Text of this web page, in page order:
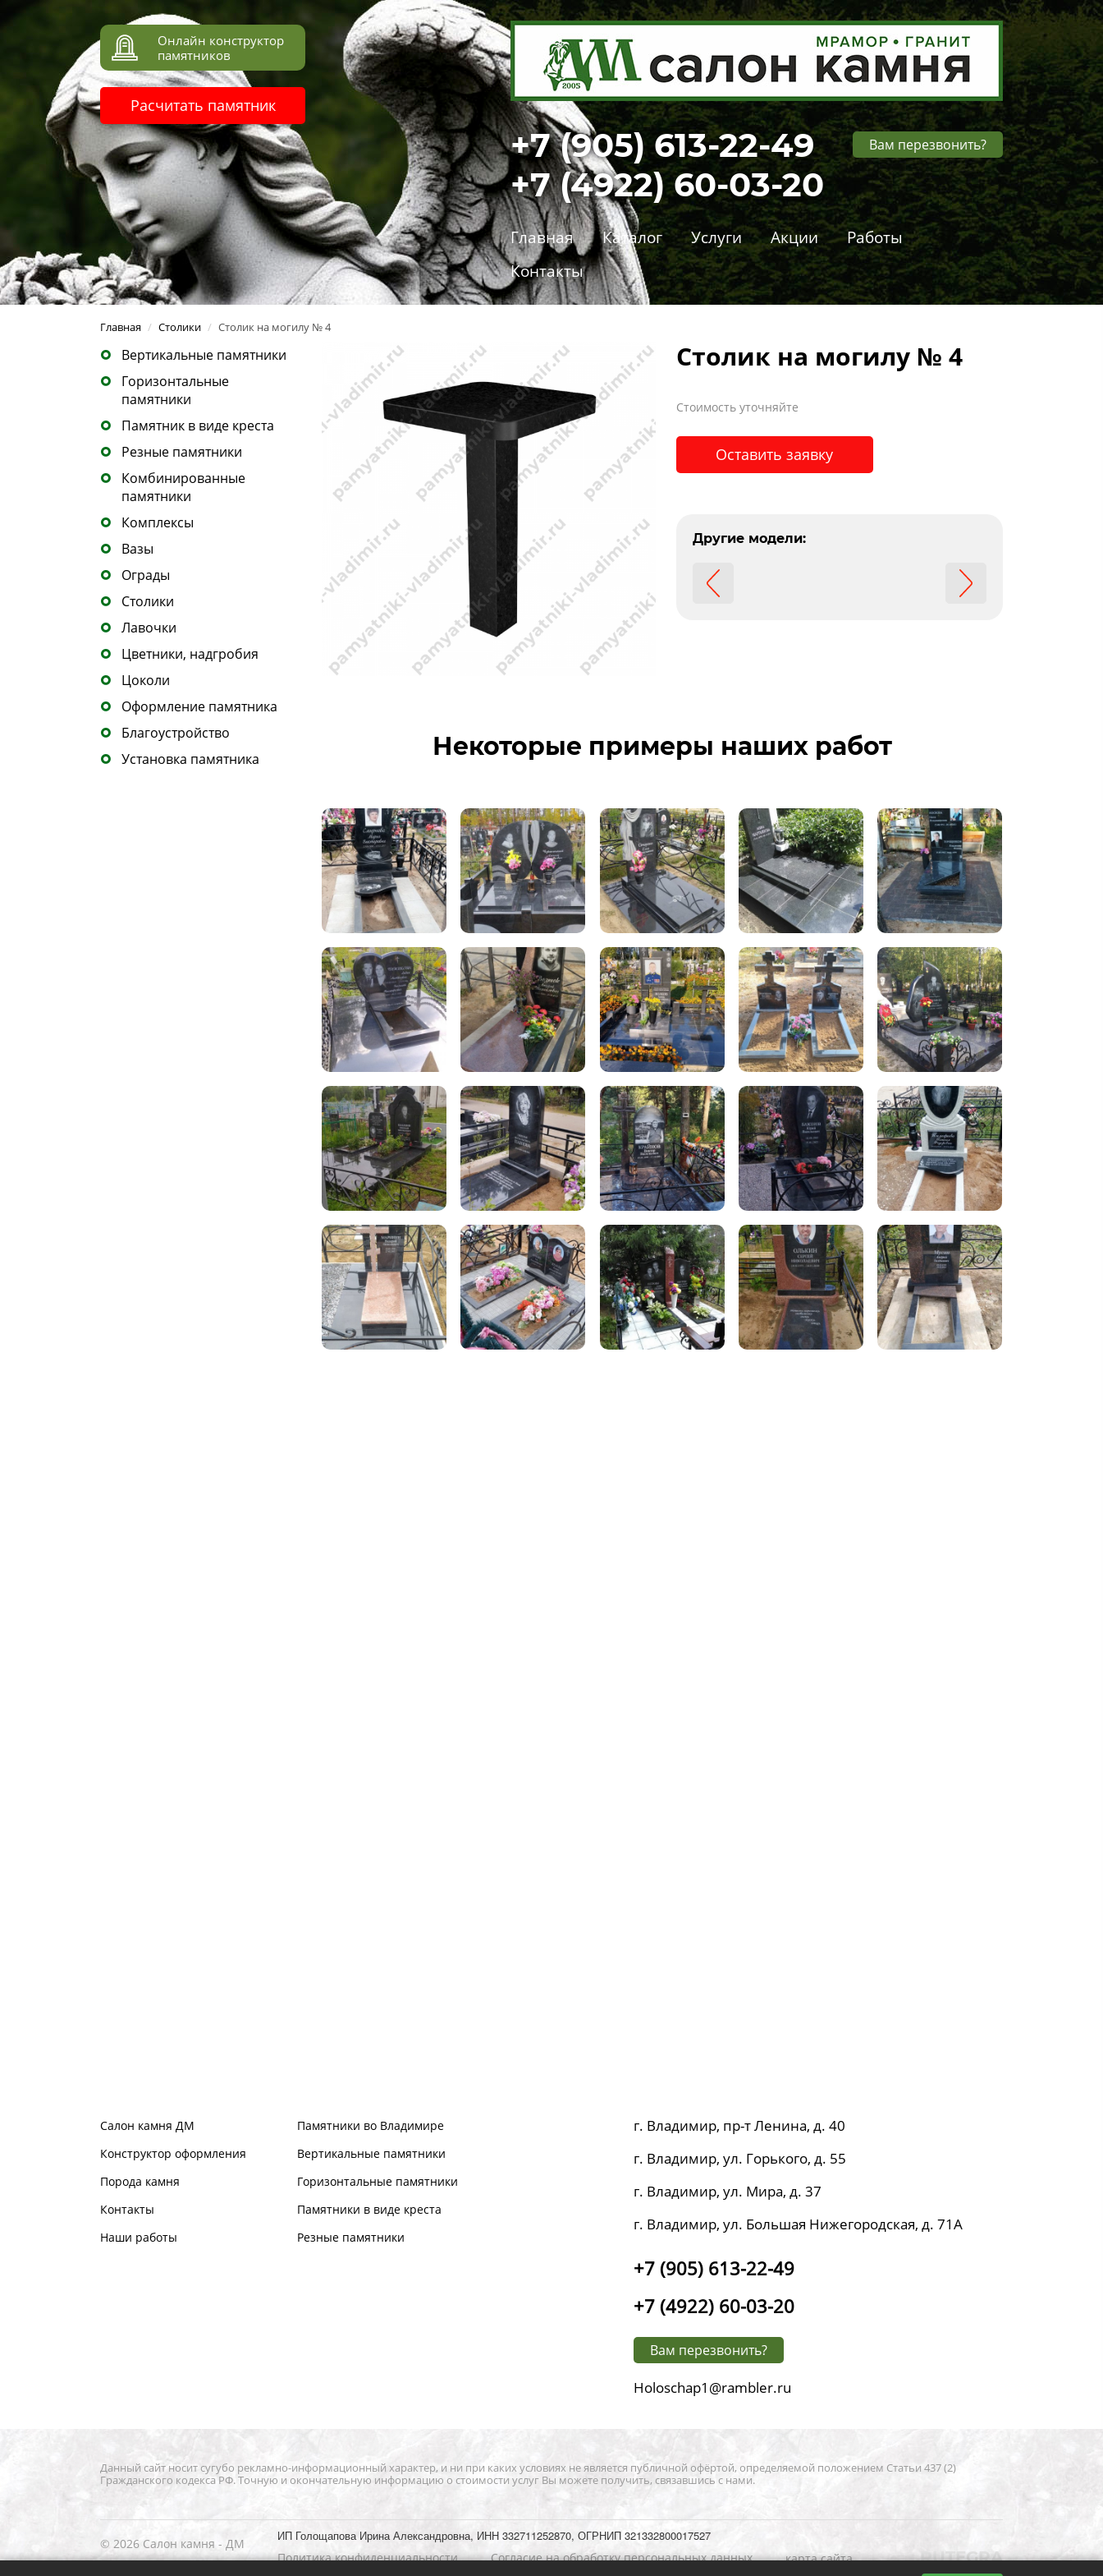
Онлайн конструктор
памятников
Расчитать памятник
+7 (905) 613-22-49
+7 (4922) 60-03-20
Вам перезвонить?
Главная Каталог Услуги Акции
Работы
Контакты
Главная / Столики / Столик на могилу № 4
Вертикальные памятники
Горизонтальные
памятники
Памятник в виде креста
Резные памятники
Комбинированные
памятники
Комплексы
Вазы
Ограды
Столики
Лавочки
Цветники, надгробия
Цоколи
Оформление памятника
Благоустройство
Установка памятника
Столик на могилу № 4
Стоимость уточняйте
Оставить заявку
Другие модели:
Некоторые примеры наших работ
Салон камня ДМ
Конструктор оформления
Порода камня
Контакты
Наши работы
Памятники во Владимире
Вертикальные памятники
Горизонтальные памятники
Памятники в виде креста
Резные памятники
г. Владимир, пр-т Ленина, д. 40
г. Владимир, ул. Горького, д. 55
г. Владимир, ул. Мира, д. 37
г. Владимир, ул. Большая Нижегородская, д. 71А
+7 (905) 613-22-49
+7 (4922) 60-03-20
Вам перезвонить?
Holoschap1@rambler.ru
Данный сайт носит сугубо рекламно-информационный характер, и ни при каких условиях не является публичной офёртой, определяемой положением Статьи 437 (2)
Гражданского кодекса РФ. Точную и окончательную информацию о стоимости услуг Вы можете получить, связавшись с нами.
© 2026 Салон камня - ДМ
ИП Голощапова Ирина Александровна, ИНН 332711252870, ОГРНИП 321332800017527
Политика конфиденциальности
Согласие на обработку персональных данных карта сайта
RUTEGRA